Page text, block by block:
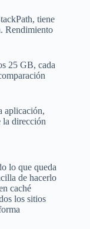
tiene
Rendimiento
25 GB, cada
aplicación,
la dirección
lo que queda
de hacerlo
caché
los sitios